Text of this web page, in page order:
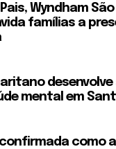
Wyndham São
famílias a
mental em
confirmada como